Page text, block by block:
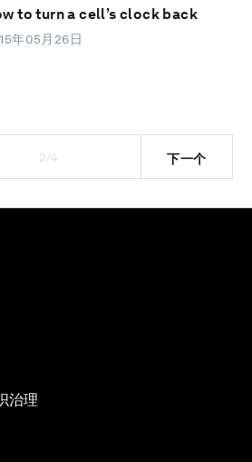
to turn a cell’s clock back
年05月26日
2/4 下一个
治理